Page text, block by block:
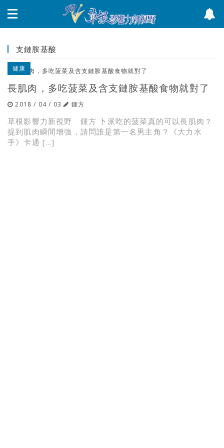
支鏈胺基酸
健康
長肌肉，多吃菠菜及含支鏈胺基酸食物就對了
2018 / 04 / 03 鍾方
草根影響力新視野 鍾方 卜派吃的菠菜真的可以長肌肉？
提到肌肉瞬間增強，請問誰是第一名男主角？《大力水
手》卡通 […]